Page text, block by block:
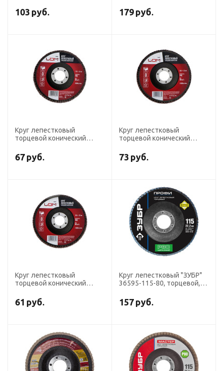
103 руб. 179 руб.
Круг лепестковый
торцевой конический
67 руб.
Круг лепестковый
торцевой конический
73 руб.
Круг лепестковый
торцевой конический
61 руб.
Круг лепестковый "ЗУБР"
36595-115-80, торцевой,
тип КЛТ 1, Р80
157 руб.